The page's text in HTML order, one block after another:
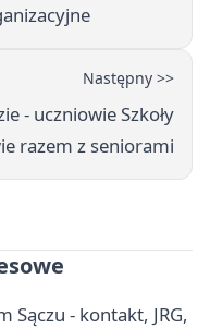
Następny >>
- uczniowie Szkoły
razem z seniorami
Sączu - kontakt, JRG,